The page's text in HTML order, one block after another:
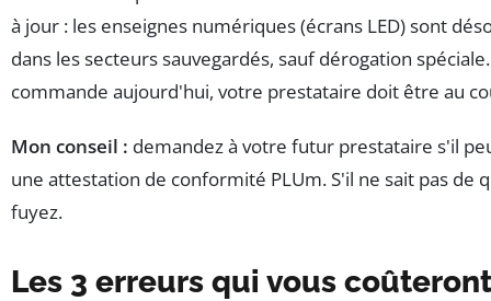
à jour : les enseignes numériques (écrans LED) sont
dans les secteurs sauvegardés, sauf dérogation
commande aujourd'hui, votre prestataire doit être au
Mon conseil : demandez à votre futur prestataire s'il
une attestation de conformité PLUm. S'il ne sait pas de
fuyez.
Les 3 erreurs qui vous